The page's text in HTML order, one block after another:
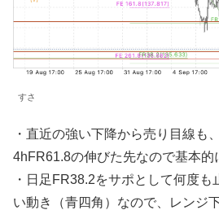
すさ
・直近の強い下降から売り目線も
4hFR61.8の伸びた先なので基本的
・日足FR38.2をサポとして何度
い動き（青四角）なので、レンジ